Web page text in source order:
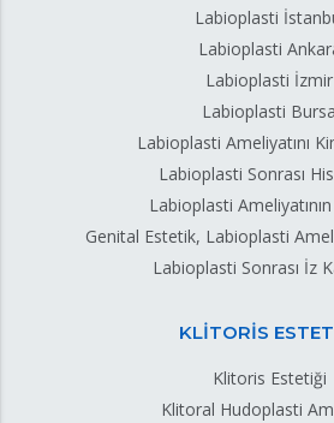
Labioplasti
Labioplasti
Labioplasti İzmir
Labioplasti Bursa
Labioplasti Ameliyatını
Labioplasti Sonrası
Labioplasti
Genital Estetik, Labioplasti
Labioplasti Sonrası İz
KLİTORİS
Klitoris Estetiği
Klitoral Hudoplasti